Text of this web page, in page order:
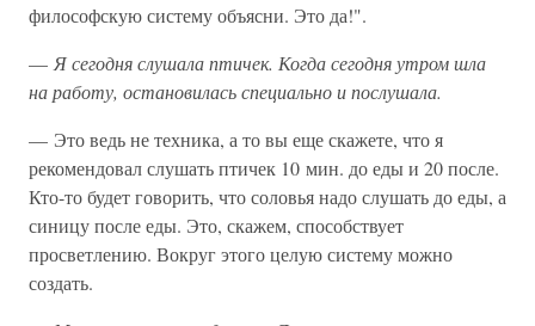
философскую систему объясни. Это да!".
— Я сегодня слушала птичек. Когда сегодня утром шла
на работу, остановилась специально и послушала.
— Это ведь не техника, а то вы еще скажете, что я
рекомендовал слушать птичек 10 мин. до еды и 20 после.
Кто-то будет говорить, что соловья надо слушать до еды, а
синицу после еды. Это, скажем, способствует
просветлению. Вокруг этого целую систему можно
создать.